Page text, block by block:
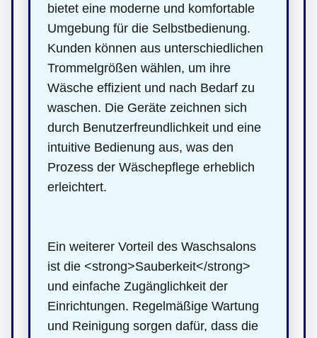
bietet eine moderne und komfortable
Umgebung für die Selbstbedienung.
Kunden können aus unterschiedlichen
Trommelgrößen wählen, um ihre
Wäsche effizient und nach Bedarf zu
waschen. Die Geräte zeichnen sich
durch Benutzerfreundlichkeit und eine
intuitive Bedienung aus, was den
Prozess der Wäschepflege erheblich
erleichtert.
Ein weiterer Vorteil des Waschsalons
ist die <strong>Sauberkeit</strong>
und einfache Zugänglichkeit der
Einrichtungen. Regelmäßige Wartung
und Reinigung sorgen dafür, dass die